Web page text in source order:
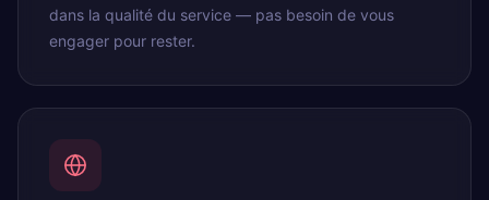
dans la qualité du service — pas besoin de vous
engager pour rester.